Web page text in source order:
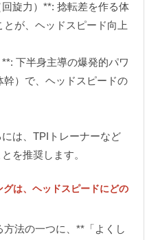
旋力）**: 捻転差を作る体
が、ヘッドスピード向上
下半身主導の爆発的パワ
幹）で、ヘッドスピードの
は、TPIトレーナーなど
を推奨します。
は、ヘッドスピードにどの
法の一つに、**「よくし